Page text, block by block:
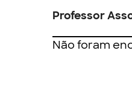
Professor
Não foram